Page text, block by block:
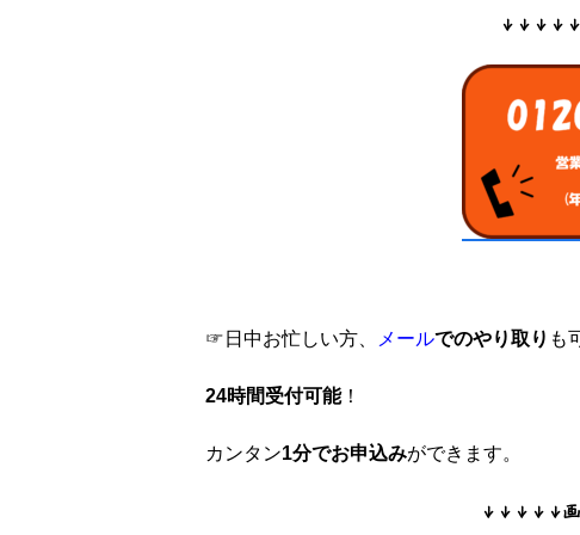
↓↓↓↓↓
☞日中お忙しい方、 メールでのやり取り も
24時間受付可能！
カンタン1分でお申込みができます。
↓↓↓↓↓画